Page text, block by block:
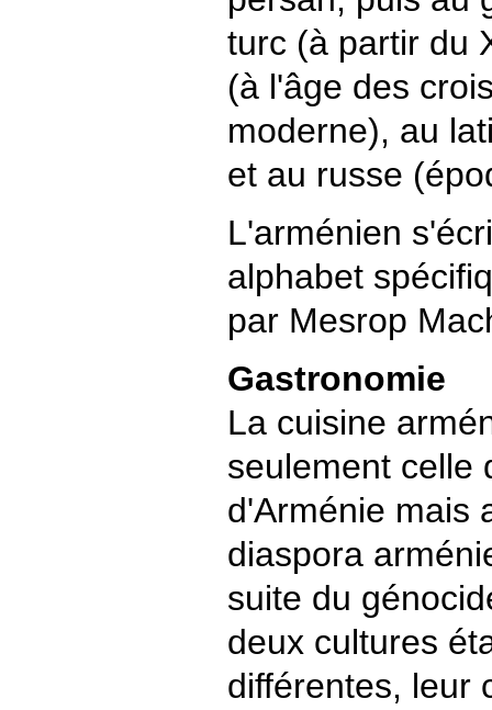
turc (à partir du
(à l'âge des
moderne), au
et au russe
L'arménien
alphabet
par Mesrop
Gastronomie
La cuisine
seulement celle
d'Arménie mais
diaspora
suite du
deux cultures
différentes, leur